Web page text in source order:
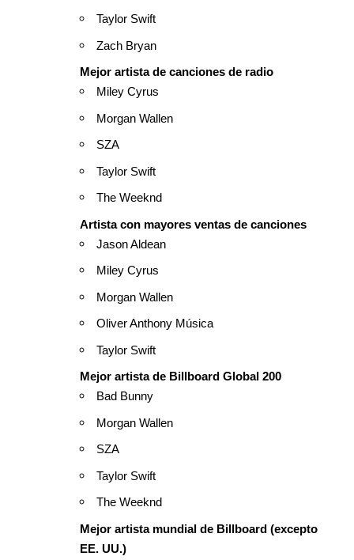
Taylor Swift
Zach Bryan
Mejor artista de canciones de radio
Miley Cyrus
Morgan Wallen
SZA
Taylor Swift
The Weeknd
Artista con mayores ventas de canciones
Jason Aldean
Miley Cyrus
Morgan Wallen
Oliver Anthony Música
Taylor Swift
Mejor artista de Billboard Global 200
Bad Bunny
Morgan Wallen
SZA
Taylor Swift
The Weeknd
Mejor artista mundial de Billboard (excepto
EE. UU.)